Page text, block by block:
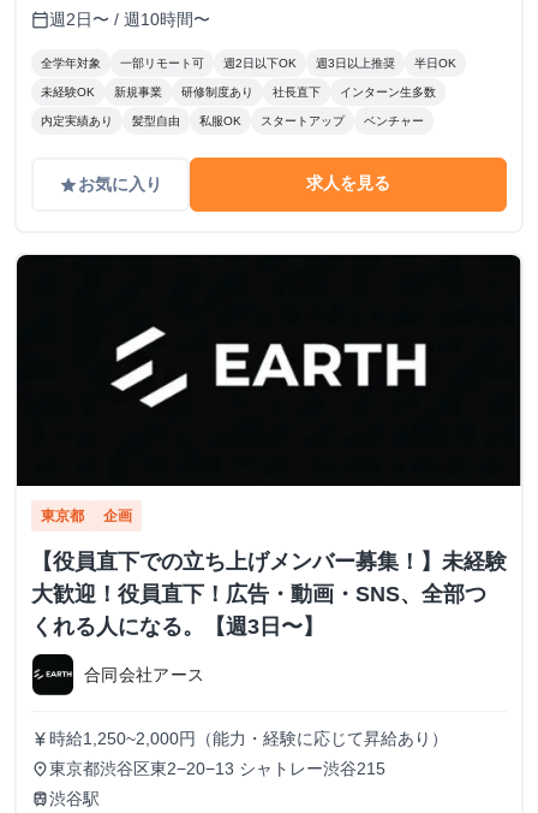
calendar_today週2日〜 / 週10時間〜
全学年対象 一部リモート可 週2日以下OK 週3日以上推奨 半日OK
未経験OK 新規事業 研修制度あり 社長直下 インターン生多数
内定実績あり 髪型自由 私服OK スタートアップ ベンチャー
gradeお気に入り 求人を見る
東京都 企画
【役員直下での立ち上げメンバー募集！】未経験
大歓迎！役員直下！広告・動画・SNS、全部つ
くれる人になる。【週3日〜】
合同会社アース
currency_yen 時給1,250~2,000円（能力・経験に応じて昇給あり）
place東京都渋谷区東2−20−13 シャトレー渋谷215
train渋谷駅